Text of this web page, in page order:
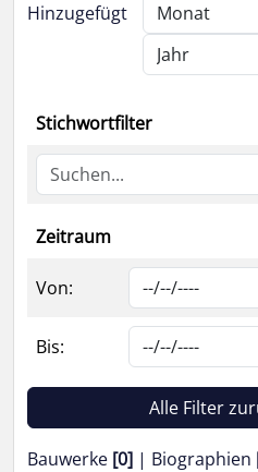
Hinzugefügt
Stichwortfilter
Zeitraum
Von:
Bis:
Alle Filter
Bauwerke [0] Biographien